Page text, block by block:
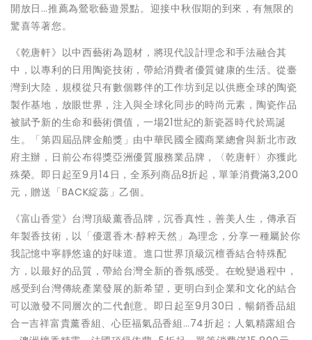
開放日…推薦為鶯歌藝遊景點。迎接中秋假期的到來，有無限的
驚喜等著您。
《乾唐軒》以中西藝術為題材，將現代設計理念和手法融合其
中，以專利的日用陶瓷技術，帶給消費者優質健康的生活。從臺
灣到大陸，規模從只有數個夥伴的工作坊到足以供應全球的陶瓷
製作基地，放眼世界，注入與全球化同步的時尚元素，陶瓷作品
被賦予新的生命和藝術價值，一場21世紀的新瓷器時代於焉誕
生。「第四屆品牌金舶獎」由中華民國全國商業總會與新北市政
府主辦，日前公布得獎亞洲優質服務業品牌，〈乾唐軒〉亦獲此
殊榮。即日起至9月14日，全系列商品8折起，單筆消費滿3,200
元，贈送「BACK綻蕊」乙個。
《富山香堂》台灣頂級薰香品牌，沉香真性，善美人生，傳承百
年製香技術，以「優選香木∙醇粹天然」為理念，分享一種屬於你
我記憶中寧靜悠遠的好味道。進口世界頂級沉檀香結合特殊配
方，以最好的品質，帶給台灣全新的香氛感受。在蛻變過程中，
感受到台灣傳統產業發展的新希望，更明白到企業和文化的結合
可以激發不同層次的二代創意。即日起至9月30日，暢銷香品組
合—吉祥富貴薰香組、心臣福氣品香組…74折起；人氣精露組合